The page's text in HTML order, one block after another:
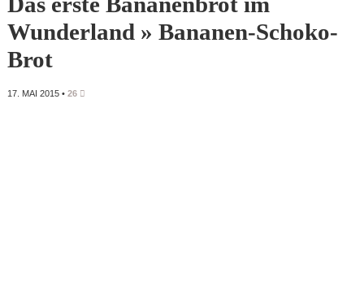
Wunderland » Bananen-Schoko-
Brot
17. MAI 2015• 26